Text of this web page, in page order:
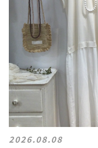
2026.08.08